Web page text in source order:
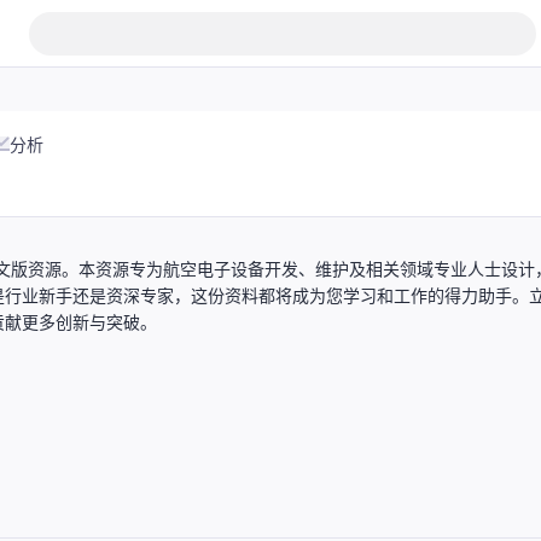
分析
资源。本资源专为航空电子设备开发、维护及相关领域专业人士设计
业新手还是资深专家，这份资料都将成为您学习和工作的得力助手。
更多创新与突破。